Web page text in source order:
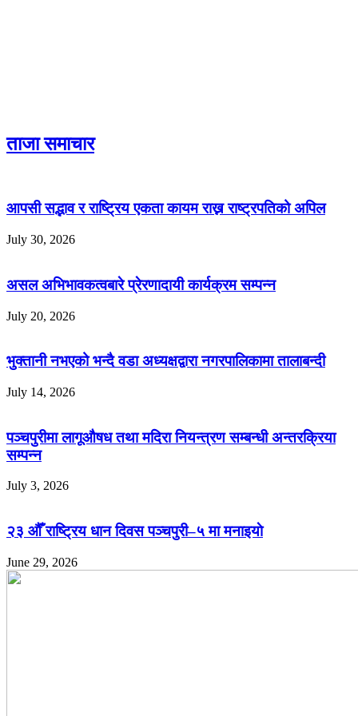
ताजा समाचार
आपसी सद्भाव र राष्ट्रिय एकता कायम राख्न राष्ट्रपतिको अपिल
July 30, 2026
असल अभिभावकत्वबारे प्रेरणादायी कार्यक्रम सम्पन्न
July 20, 2026
भुक्तानी नभएको भन्दै वडा अध्यक्षद्वारा नगरपालिकामा तालाबन्दी
July 14, 2026
पञ्चपुरीमा लागूऔषध तथा मदिरा नियन्त्रण सम्बन्धी अन्तरक्रिया
सम्पन्न
July 3, 2026
२३ औँ राष्ट्रिय धान दिवस पञ्चपुरी–५ मा मनाइयाे
June 29, 2026